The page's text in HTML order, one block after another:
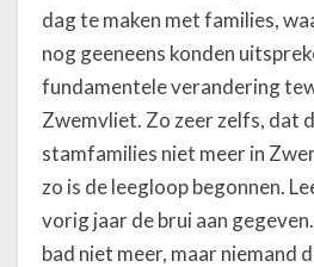
dag te maken met families,
nog geeneens konden
fundamentele verandering
Zwemvliet. Zo zeer zelfs, dat
stamfamilies niet meer in
zo is de leegloop begonnen.
vorig jaar de brui aan
bad niet meer, maar niemand